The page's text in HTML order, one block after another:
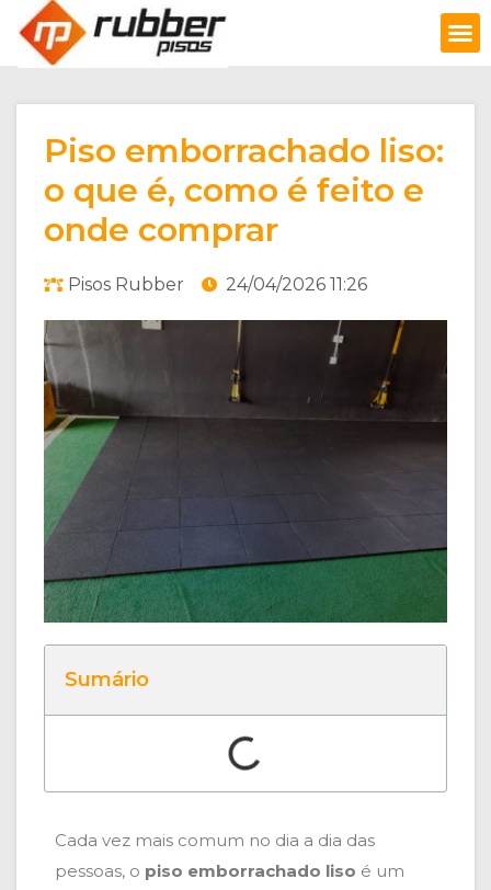
Piso emborrachado liso:
o que é, como é feito e
onde comprar
Pisos Rubber 24/04/2026 11:26
Sumário
Cada vez mais comum no dia a dia das
pessoas, o piso emborrachado liso é um